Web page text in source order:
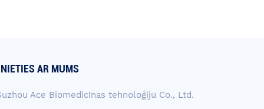
AR MUMS
Ace Biomedicīnas tehnoloģiju Co., Ltd.